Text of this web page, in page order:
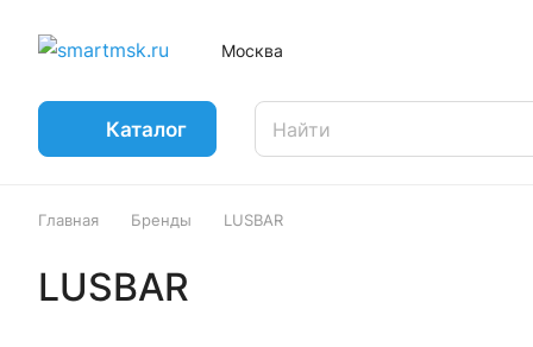
Москва
Каталог
Главная Бренды LUSBAR
LUSBAR